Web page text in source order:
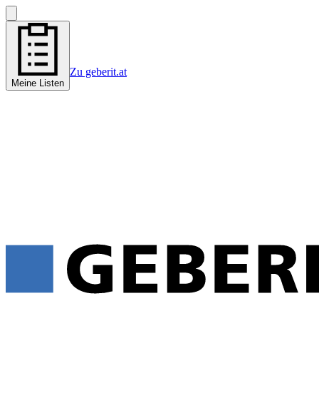
Meine Listen
Zu geberit.at